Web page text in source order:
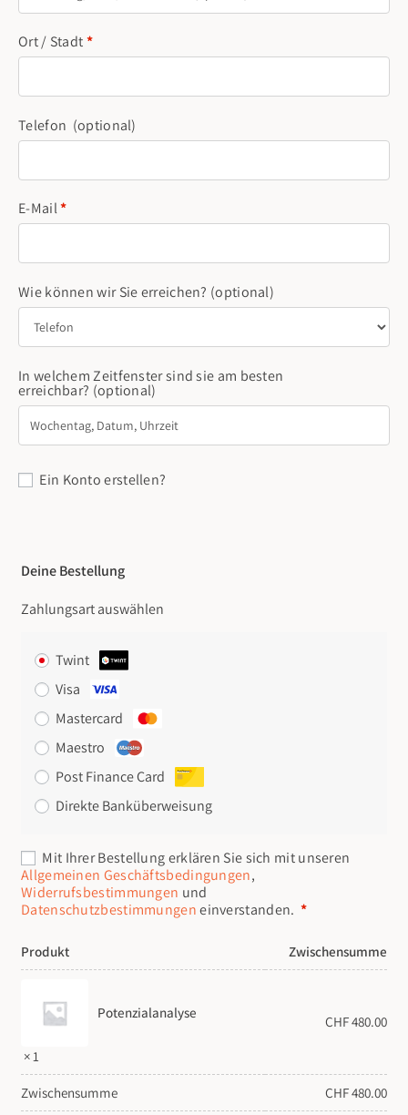
Ort / Stadt*
Telefon (optional)
E-Mail*
Wie können wir Sie erreichen? (optional)
In welchem Zeitfenster sind sie am besten
erreichbar? (optional)
Ein Konto erstellen?
Deine Bestellung
Zahlungsart auswählen
Twint
Visa
Mastercard
Maestro
Post Finance Card
Direkte Banküberweisung
Mit Ihrer Bestellung erklären Sie sich mit unseren
Allgemeinen Geschäftsbedingungen,
Widerrufsbestimmungen und
Datenschutzbestimmungeneinverstanden. *
Erforderlich
Produkt Zwischensumme
Potenzialanalyse
× 1
CHF480.00
Zwischensumme CHF480.00